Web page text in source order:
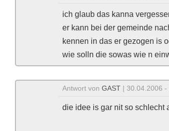
ich glaub das kanna
er kann bei der gemeinde
kennen in das er gezogen is
wie solln die sowas wie n
Antwort von GAST | 30.04.2006 -
die idee is gar nit so schlecht